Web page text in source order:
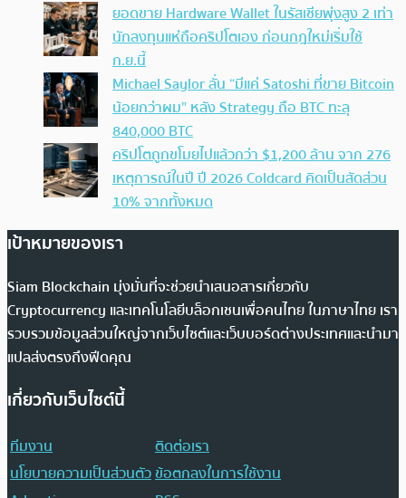
ยอดขาย Hardware Wallet ในรัสเซียพุ่งสูง 2 เท่า
นักลงทุนแห่ถือคริปโตเอง ก่อนกฎใหม่เริ่มใช้
ก.ย.นี้
Michael Saylor ลั่น “มีแค่ Satoshi ที่ขาย Bitcoin
น้อยกว่าผม” หลัง Strategy ถือ BTC ทะลุ
840,000 BTC
คริปโตถูกขโมยไปแล้วกว่า $1,200 ล้าน จาก 276
เหตุการณ์ในปี ปี 2026 Coldcard คิดเป็นสัดส่วน
10% จากทั้งหมด
เป้าหมายของเรา
Siam Blockchain มุ่งมั่นที่จะช่วยนำเสนอสารเกี่ยวกับ
Cryptocurrency และเทคโนโลยีบล็อกเชนเพื่อคนไทย ในภาษาไทย เรา
รวบรวมข้อมูลส่วนใหญ่จากเว็บไซต์และเว็บบอร์ดต่างประเทศและนำมา
แปลส่งตรงถึงฟีดคุณ
เกี่ยวกับเว็บไซต์นี้
ทีมงาน
ติดต่อเรา
นโยบายความเป็นส่วนตัวข้อตกลงในการใช้งาน